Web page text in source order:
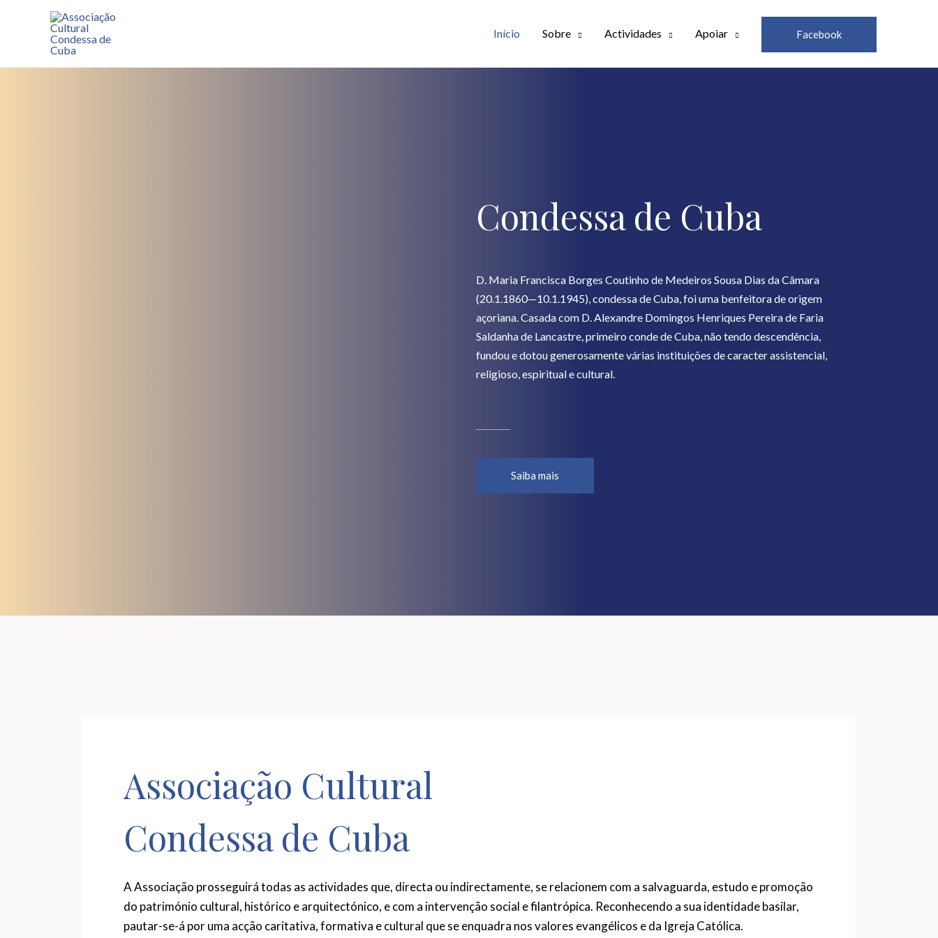
Início Sobre Actividades Apoiar Facebook
Condessa de Cuba
D. Maria Francisca Borges Coutinho de Medeiros Sousa Dias da Câmara
(20.1.1860—10.1.1945), condessa de Cuba, foi uma benfeitora de origem
açoriana. Casada com D. Alexandre Domingos Henriques Pereira de Faria
Saldanha de Lancastre, primeiro conde de Cuba, não tendo descendência,
fundou e dotou generosamente várias instituições de caracter assistencial,
religioso, espiritual e cultural.
Saiba mais
Associação Cultural
Condessa de Cuba
A Associação prosseguirá todas as actividades que, directa ou indirectamente, se relacionem com a salvaguarda, estudo e promoção
do património cultural, histórico e arquitectónico, e com a intervenção social e filantrópica. Reconhecendo a sua identidade basilar,
pautar-se-á por uma acção caritativa, formativa e cultural que se enquadra nos valores evangélicos e da Igreja Católica.